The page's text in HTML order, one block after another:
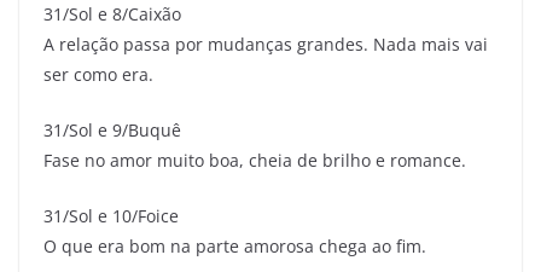
31/Sol e 8/Caixão
A relação passa por mudanças grandes. Nada mais vai
ser como era.
31/Sol e 9/Buquê
Fase no amor muito boa, cheia de brilho e romance.
31/Sol e 10/Foice
O que era bom na parte amorosa chega ao fim.